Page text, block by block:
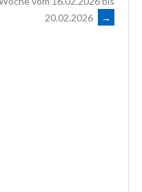
20.02.2026
→